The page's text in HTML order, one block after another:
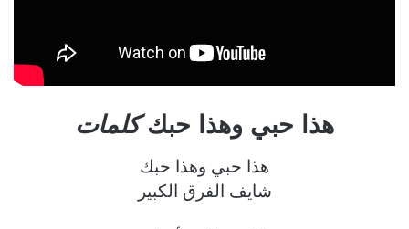
هذا حبي وهذا حبككلمات
هذا حبي وهذا حبك
شايف الفرق الكبير